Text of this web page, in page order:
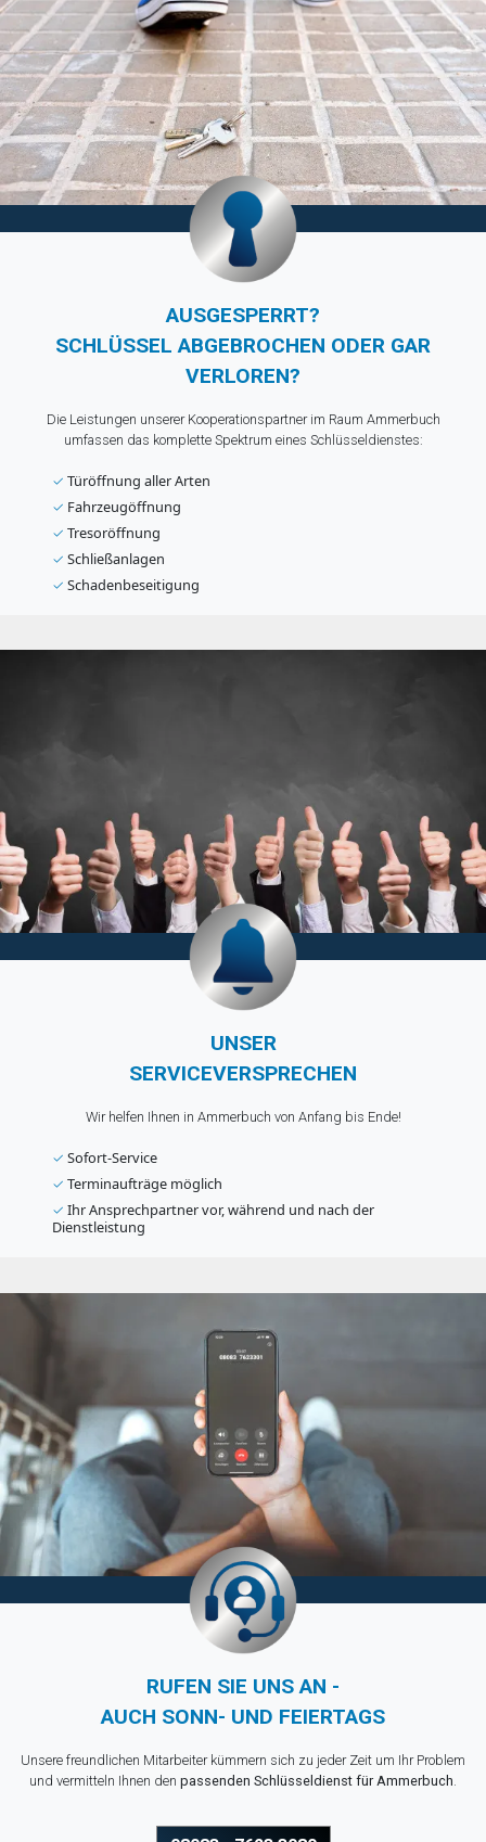
AUSGESPERRT?
SCHLÜSSEL ABGEBROCHEN ODER GAR
VERLOREN?
Die Leistungen unserer Kooperationspartner im Raum Ammerbuch
umfassen das komplette Spektrum eines Schlüsseldienstes:
✓ Türöffnung aller Arten
✓ Fahrzeugöffnung
✓ Tresoröffnung
✓ Schließanlagen
✓ Schadenbeseitigung
UNSER
SERVICEVERSPRECHEN
Wir helfen Ihnen in Ammerbuch von Anfang bis Ende!
✓ Sofort-Service
✓ Terminaufträge möglich
✓ Ihr Ansprechpartner vor, während und nach der
Dienstleistung
RUFEN SIE UNS AN -
AUCH SONN- UND FEIERTAGS
Unsere freundlichen Mitarbeiter kümmern sich zu jeder Zeit um Ihr Problem
und vermitteln Ihnen den passenden Schlüsseldienst für Ammerbuch